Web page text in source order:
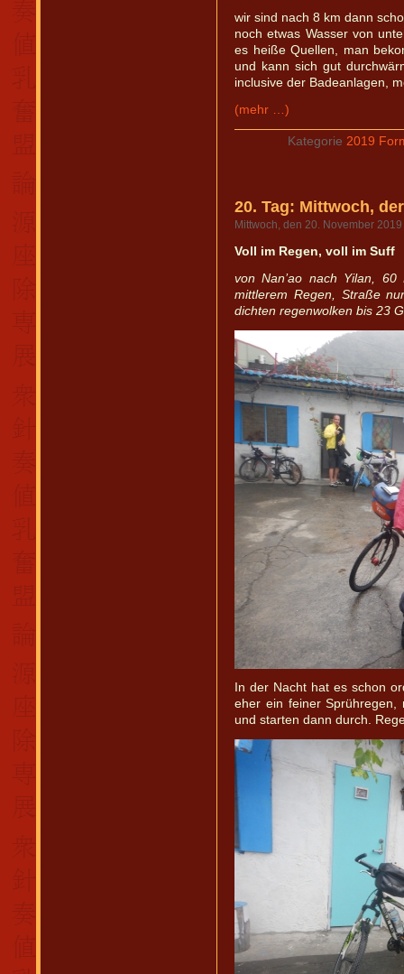
wir sind nach 8 km dann
noch etwas Wasser von
es heiße Quellen, man
und kann sich gut
inclusive der Badeanlagen,
(mehr …)
Kategorie 2019
20. Tag: Mittwoch,
Mittwoch, den 20. November 2019
Voll im Regen, voll im Suff
von Nan’ao nach Yilan,
mittlerem Regen, Straße
dichten regenwolken bis 23
In der Nacht hat es schon
eher ein feiner Sprühregen,
und starten dann durch.